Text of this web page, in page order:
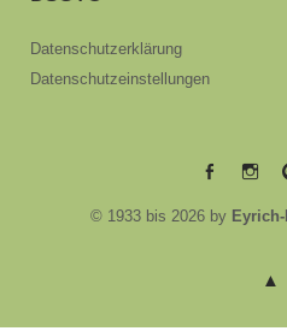
Datenschutzerklärung
Datenschutzeinstellungen
EYRICH-
© 1933 bis 2026 by